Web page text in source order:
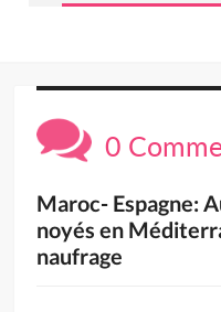
0
Maroc- Espagne:
noyés en
naufrage